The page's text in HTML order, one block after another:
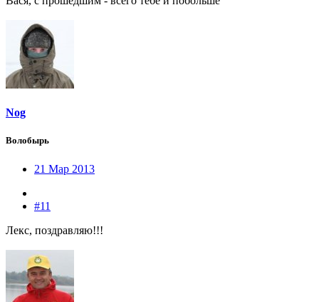
Nog
Волобырь
21 Мар 2013
#11
Лекс, поздравляю!!!